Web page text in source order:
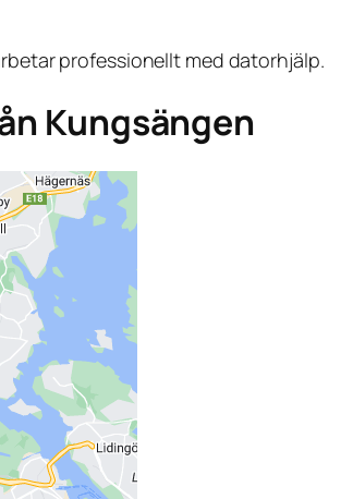
professionellt med datorhjälp.
Kungsängen